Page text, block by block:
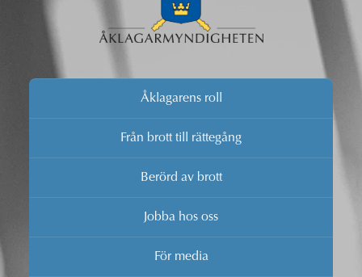
Åklagarens roll
Från brott till rättegång
Berörd av brott
Jobba hos oss
För media